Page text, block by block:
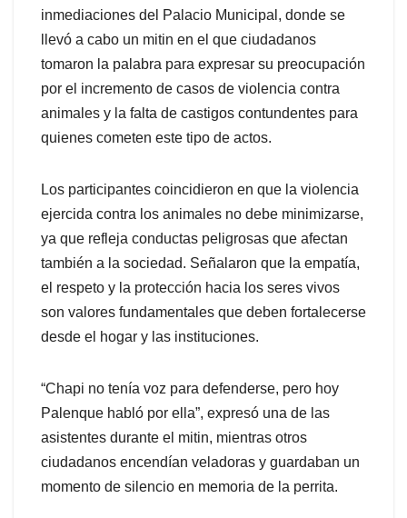
inmediaciones del Palacio Municipal, donde se
llevó a cabo un mitin en el que ciudadanos
tomaron la palabra para expresar su preocupación
por el incremento de casos de violencia contra
animales y la falta de castigos contundentes para
quienes cometen este tipo de actos.
Los participantes coincidieron en que la violencia
ejercida contra los animales no debe minimizarse,
ya que refleja conductas peligrosas que afectan
también a la sociedad. Señalaron que la empatía,
el respeto y la protección hacia los seres vivos
son valores fundamentales que deben fortalecerse
desde el hogar y las instituciones.
“Chapi no tenía voz para defenderse, pero hoy
Palenque habló por ella”, expresó una de las
asistentes durante el mitin, mientras otros
ciudadanos encendían veladoras y guardaban un
momento de silencio en memoria de la perrita.